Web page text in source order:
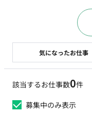
該当するお仕事数0件
募集中のみ表示
気になったお仕事